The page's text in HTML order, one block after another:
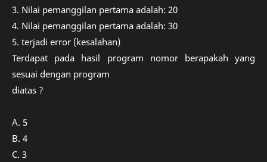
3. Nilai pemanggilan pertama adalah: 20
4. Nilai pemanggilan pertama adalah: 30
5. terjadi error (kesalahan)
Terdapat pada hasil program nomor berapakah yang
sesuai dengan program
diatas ?
A. 5
B. 4
C. 3